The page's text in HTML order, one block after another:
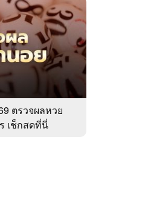
ตรวจผลหวย
เช็กสดที่นี่